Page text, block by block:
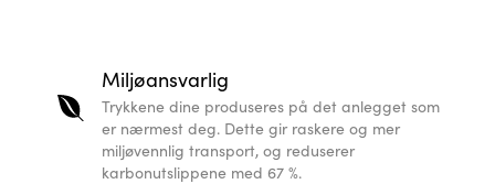
Miljøansvarlig
Trykkene dine produseres på det anlegget som
er nærmest deg. Dette gir raskere og mer
miljøvennlig transport, og reduserer
karbonutslippene med 67 %.